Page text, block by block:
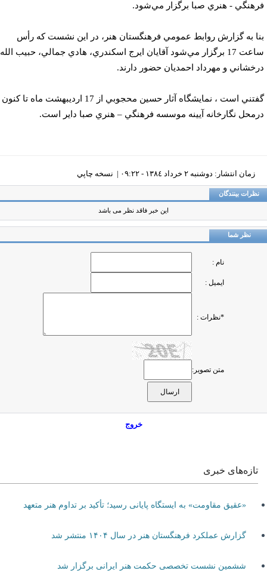
- هنري صبا برگزار مي‌شود.
به گزارش روابط عمومي فرهنگستان هنر، در اين نشست كه رأس
ساعت 17 برگزار مي‌شود آقايان ايرج اسكندري، هادي جمالي، حبيب الله
و مهرداد احمديان حضور دارند.
گفتني است ، نمايشگاه آثار حسين محجوبي از 17 ارديبهشت ماه تا كنون
نگارخانه آيينه موسسه فرهنگي – هنري صبا داير است.
زمان انتشار: دوشنبه ٢ خرداد ١٣٨٤ - ٠٩:٢٢ | نسخه چاپي
بینندگان
این خبر فاقد نظر می باشد
نظر شما
نام :
ایمیل :
*نظرات :
متن تصویر:
خروج
تازه‌های خبری
«عقیق مقاومت» به ایستگاه پایانی رسید؛ تأکید بر تداوم هنر متعهد
گزارش عملکرد فرهنگستان هنر در سال ۱۴۰۴ منتشر شد
ششمین نشست تخصصی حکمت هنر ایرانی برگزار شد